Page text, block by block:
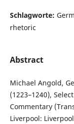
Schlagworte:
rhetoric
Abstract
Michael Angold,
(1223–1240),
Commentary
Liverpool: